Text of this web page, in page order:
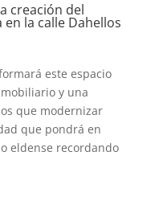
creación del
en la calle Dahellos
este espacio
y una
que modernizar
que pondrá en
eldense recordando